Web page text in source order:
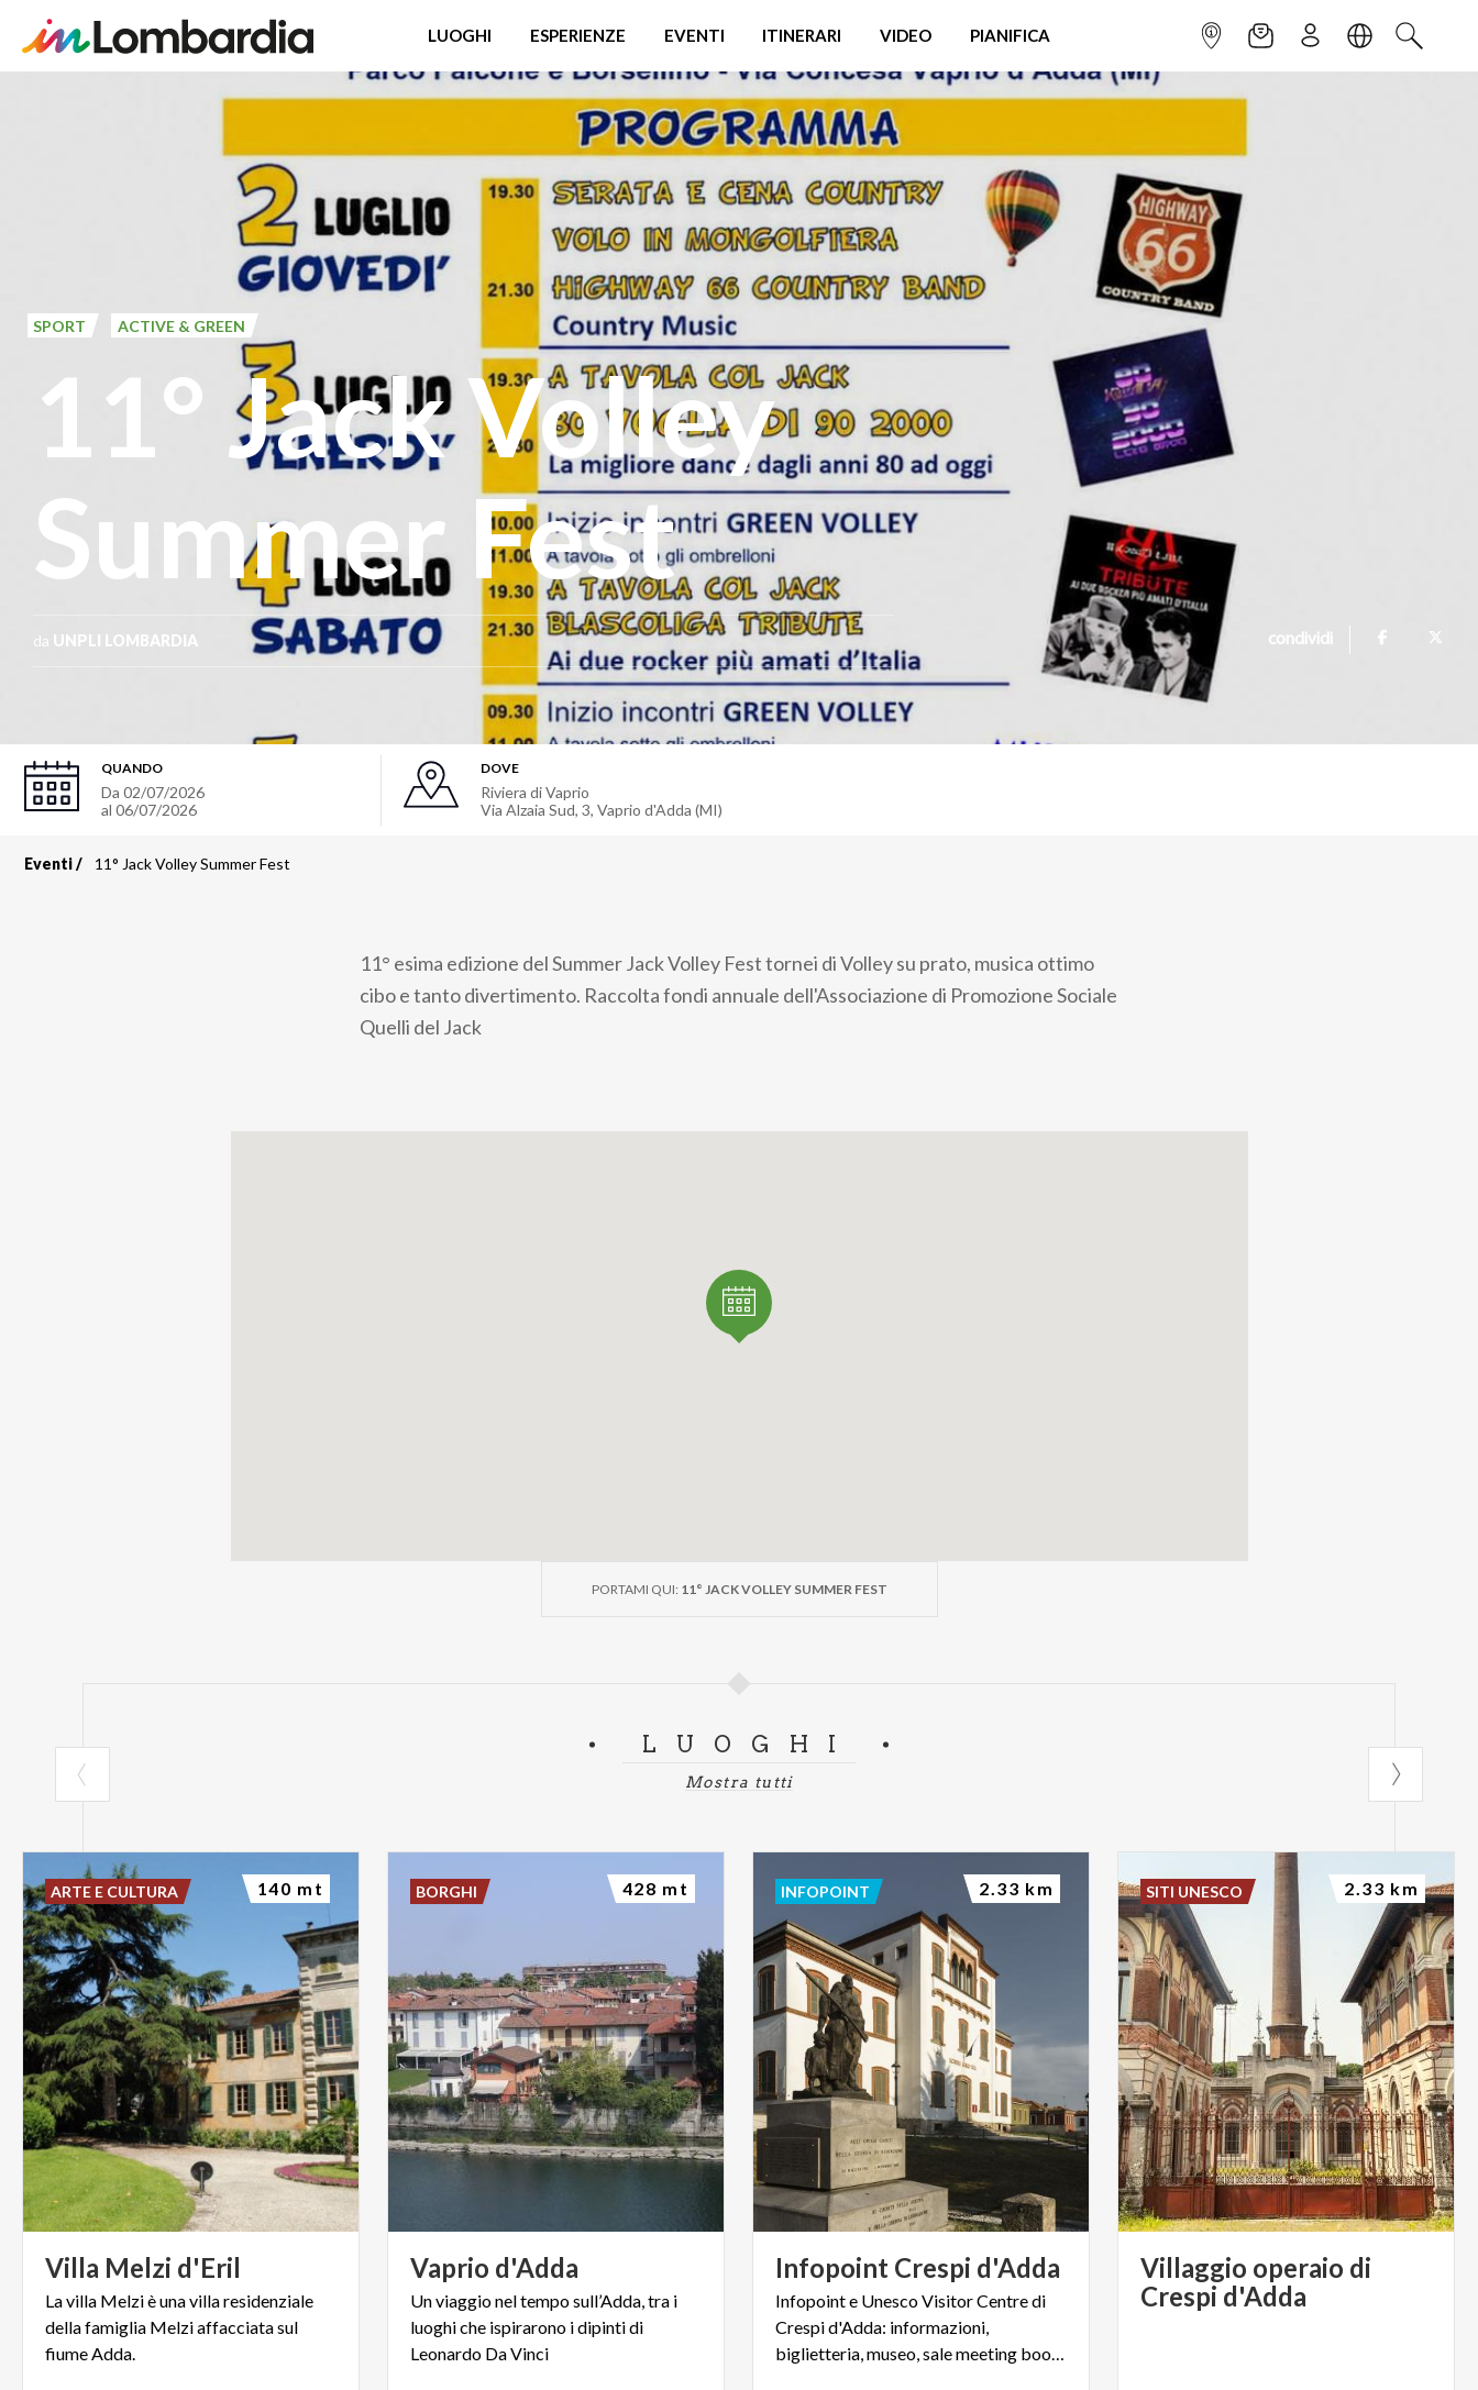
LUOGHI ESPERIENZE EVENTI ITINERARI VIDEO PIANIFICA INFOPOINTNEWSLETTER
ISCRIVITILINGUACERCA
SPORT ACTIVE & GREEN
11° Jack Volley
Summer Fest
da UNPLI LOMBARDIA condividi
QUANDO
Da 02/07/2026
al 06/07/2026
DOVE
Riviera di Vaprio
Via Alzaia Sud, 3, Vaprio d'Adda (MI)
Eventi 11° Jack Volley Summer Fest
11° esima edizione del Summer Jack Volley Fest tornei di Volley su prato, musica ottimo
cibo e tanto divertimento. Raccolta fondi annuale dell'Associazione di Promozione Sociale
Quelli del Jack
PORTAMI QUI: 11° JACK VOLLEY SUMMER FEST
LUOGHI
Mostra tutti
Villa Melzi d'Eril
La villa Melzi è una villa residenziale
della famiglia Melzi affacciata sul
fiume Adda.
ARTE E CULTURA 140 mt
Vaprio d'Adda
Un viaggio nel tempo sull’Adda, tra i
luoghi che ispirarono i dipinti di
Leonardo Da Vinci
BORGHI 428 mt
Infopoint Crespi d'Adda
Infopoint e Unesco Visitor Centre di
Crespi d'Adda: informazioni,
biglietteria, museo, sale meeting bookshop e molto altro
INFOPOINT 2.33 km
Villaggio operaio di
Crespi d'Adda
SITI UNESCO 2.33 km